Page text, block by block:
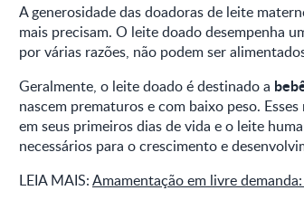
A generosidade das doadoras de leite
mais precisam. O leite doado desempenha
por várias razões, não podem ser
Geralmente, o leite doado é destinado a
nascem prematuros e com baixo peso.
em seus primeiros dias de vida e o leite
necessários para o crescimento e
LEIA MAIS:Amamentação em livre